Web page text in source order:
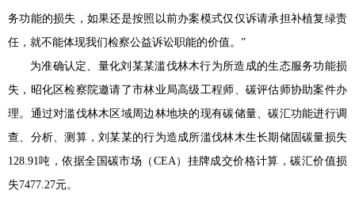
务功能的损失，如果还是按照以前办案模式仅仅诉请承担补植复绿责
任，就不能体现我们检察公益诉讼职能的价值。”
为准确认定、量化刘某某滥伐林木行为所造成的生态服务功能损
失，昭化区检察院邀请了市林业局高级工程师、碳评估师协助案件办
理。通过对滥伐林木区域周边林地块的现有碳储量、碳汇功能进行调
查、分析、测算，刘某某的行为造成所滥伐林木生长期储固碳量损失
128.91吨，依据全国碳市场（CEA）挂牌成交价格计算，碳汇价值损
失7477.27元。